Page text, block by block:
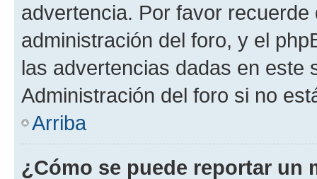
advertencia. Por favor
administración del foro, y el
las advertencias dadas en este
Administración del foro si no
Arriba
¿Cómo se puede reportar un